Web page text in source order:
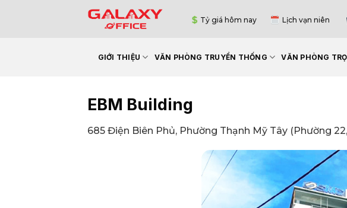
Tỷ giá hôm nay Lịch vạn niên
GIỚI THIỆU VĂN PHÒNG TRUYỀN THỐNG VĂN PHÒNG
EBM Building
685 Điện Biên Phủ, Phường Thạnh Mỹ Tây (Phường